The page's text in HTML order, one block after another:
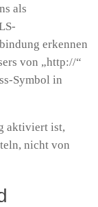
als
erkennen
von „http://“
Symbol in
aktiviert ist,
nicht von